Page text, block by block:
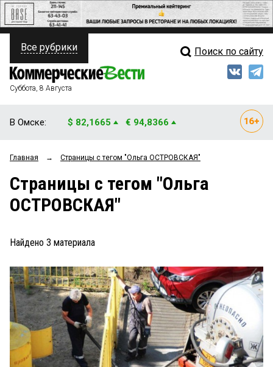
ПОЛИТИКА
ФИНАНСЫ
ОБЩЕСТВО
ЗАКОН
ПРОИСШЕСТВИЯ
СТИЛЬ ЖИЗНИ
Свежий выпуск
Мнения
Рейтинги
Все рубрики Поиск по сайту
Суббота, 8 Августа
В Омске: $ 82,1665 € 94,8366
Главная → Страницы c тегом "Ольга ОСТРОВСКАЯ"
Страницы c тегом "Ольга
ОСТРОВСКАЯ"
Найдено 3 материала